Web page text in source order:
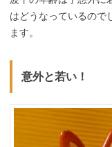
はどうなっているので
ます。
意外と若い！